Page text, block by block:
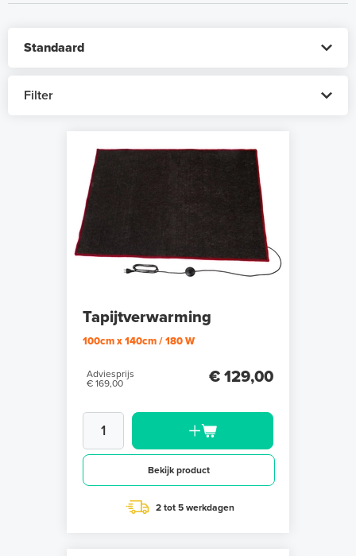
Filter
Tapijtverwarming
100cm x 140cm / 180 W
Adviesprijs
€ 169,00
€ 129,00
Bekijk product
2 tot 5 werkdagen